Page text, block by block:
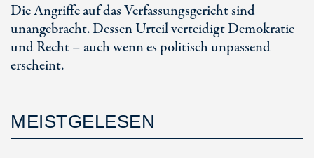
Die Angriffe auf das Verfassungsgericht sind
unangebracht. Dessen Urteil verteidigt Demokratie
und Recht – auch wenn es politisch unpassend
erscheint.
MEISTGELESEN